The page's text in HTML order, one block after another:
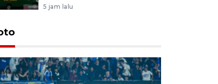
5 jam lalu